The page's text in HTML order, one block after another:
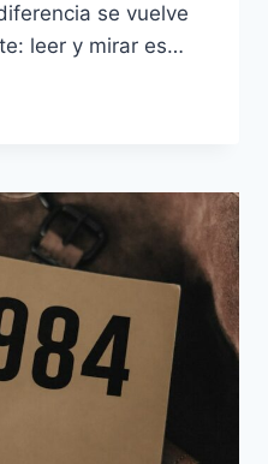
se vuelve
leer y mirar es…